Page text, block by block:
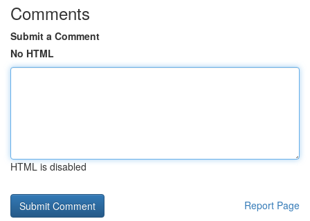
Comments
Submit a Comment
No HTML
HTML is disabled
Report Page